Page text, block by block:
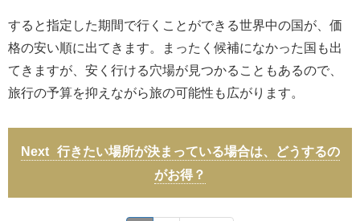
すると指定した期間で行くことができる世界中の国が、価
格の安い順に出てきます。まったく候補になかった国も出
てきますが、安く行ける穴場が見つかることもあるので、
旅行の予算を抑えながら旅の可能性も広がります。
行きたい場所が決まっている場合は、どうするの
がお得？